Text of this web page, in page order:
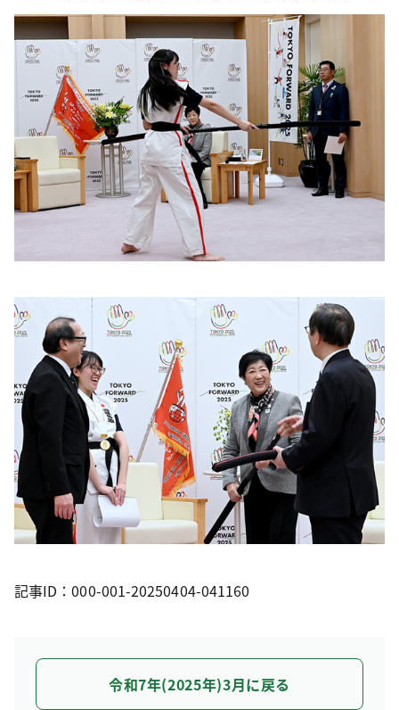
記事ID：000-001-20250404-041160
令和7年(2025年)3月に戻る